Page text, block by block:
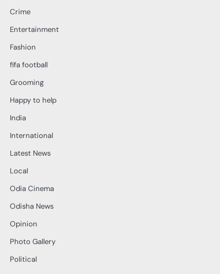
Crime
Entertainment
Fashion
fifa football
Grooming
Happy to help
India
International
Latest News
Local
Odia Cinema
Odisha News
Opinion
Photo Gallery
Political